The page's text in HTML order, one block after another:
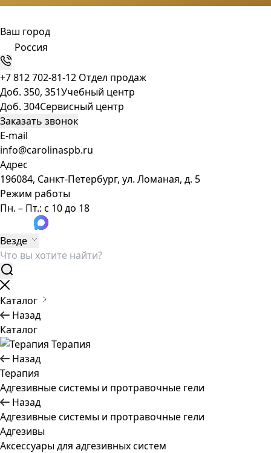
Ваш город
Россия
+7 812 702-81-12 Отдел продаж
Доб. 350, 351Учебный центр
Доб. 304Сервисный центр
Заказать звонок
E-mail
info@carolinaspb.ru
Адрес
196084, Санкт-Петербург, ул. Ломаная, д. 5
Режим работы
Пн. – Пт.: с 10 до 18
Везде
Каталог
Назад
Каталог
Терапия
Назад
Терапия
Адгезивные системы и протравочные гели
Назад
Адгезивные системы и протравочные гели
Адгезивы
Аксессуары для адгезивных систем